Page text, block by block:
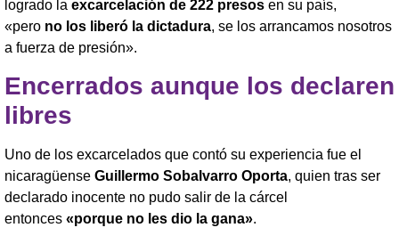
logrado la excarcelación de 222 presos en su país,
«pero no los liberó la dictadura, se los arrancamos nosotros
a fuerza de presión».
Encerrados aunque los declaren
libres
Uno de los excarcelados que contó su experiencia fue el
nicaragüense Guillermo Sobalvarro Oporta, quien tras ser
declarado inocente no pudo salir de la cárcel
entonces «porque no les dio la gana».